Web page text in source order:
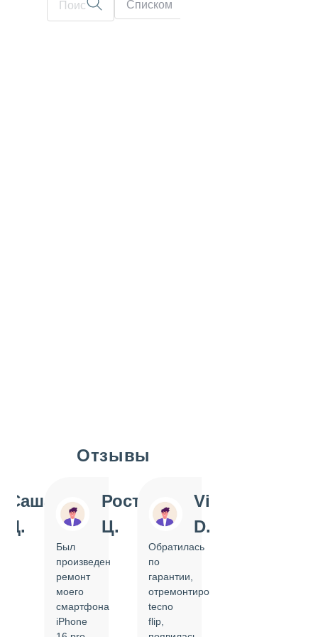
Списком
Отзывы
Саша
Д.
Ростислав
Ц.
Был
произведен
ремонт
моего
смартфона
iPhone
Vi
D.
Обратилась
по
гарантии,
отремонтировать
tecno
flip,